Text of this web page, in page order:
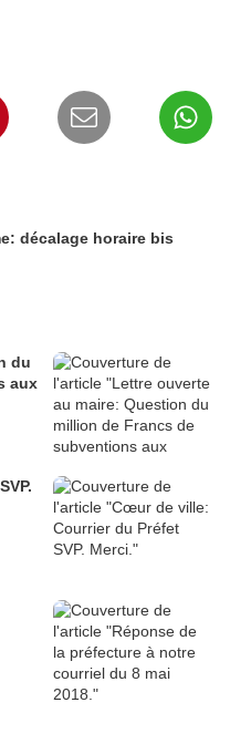
décalage horaire bis
du
aux